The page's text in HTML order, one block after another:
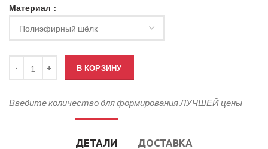
Материал
В КОРЗИНУ
Введите количество для формирования ЛУЧШЕЙ цены
ДЕТАЛИ ДОСТАВКА